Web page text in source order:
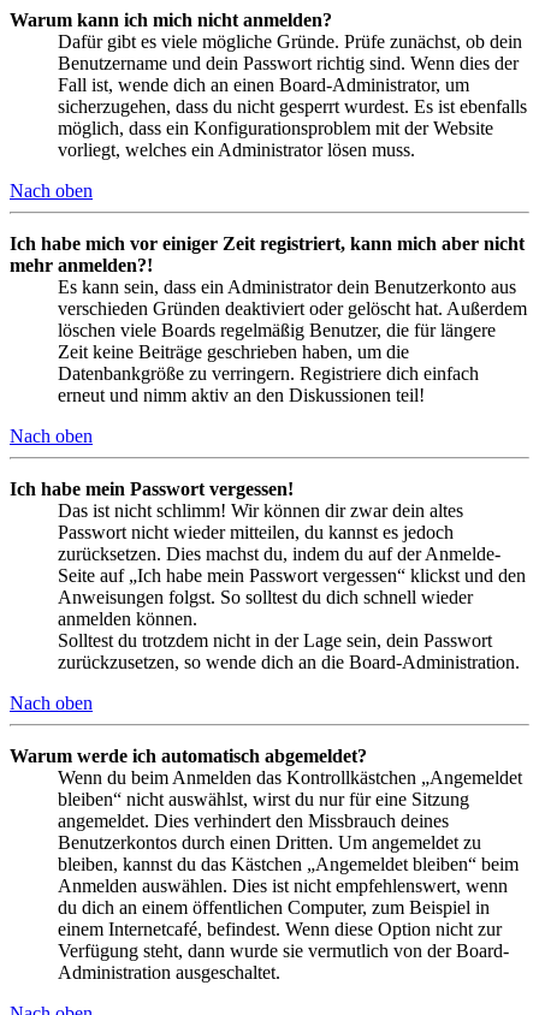
Warum kann ich mich nicht anmelden?
Dafür gibt es viele mögliche Gründe. Prüfe zunächst, ob dein
Benutzername und dein Passwort richtig sind. Wenn dies der
Fall ist, wende dich an einen Board-Administrator, um
sicherzugehen, dass du nicht gesperrt wurdest. Es ist ebenfalls
möglich, dass ein Konfigurationsproblem mit der Website
vorliegt, welches ein Administrator lösen muss.
Nach oben
Ich habe mich vor einiger Zeit registriert, kann mich aber nicht
mehr anmelden?!
Es kann sein, dass ein Administrator dein Benutzerkonto aus
verschieden Gründen deaktiviert oder gelöscht hat. Außerdem
löschen viele Boards regelmäßig Benutzer, die für längere
Zeit keine Beiträge geschrieben haben, um die
Datenbankgröße zu verringern. Registriere dich einfach
erneut und nimm aktiv an den Diskussionen teil!
Nach oben
Ich habe mein Passwort vergessen!
Das ist nicht schlimm! Wir können dir zwar dein altes
Passwort nicht wieder mitteilen, du kannst es jedoch
zurücksetzen. Dies machst du, indem du auf der Anmelde-
Seite auf „Ich habe mein Passwort vergessen“ klickst und den
Anweisungen folgst. So solltest du dich schnell wieder
anmelden können.
Solltest du trotzdem nicht in der Lage sein, dein Passwort
zurückzusetzen, so wende dich an die Board-Administration.
Nach oben
Warum werde ich automatisch abgemeldet?
Wenn du beim Anmelden das Kontrollkästchen „Angemeldet
bleiben“ nicht auswählst, wirst du nur für eine Sitzung
angemeldet. Dies verhindert den Missbrauch deines
Benutzerkontos durch einen Dritten. Um angemeldet zu
bleiben, kannst du das Kästchen „Angemeldet bleiben“ beim
Anmelden auswählen. Dies ist nicht empfehlenswert, wenn
du dich an einem öffentlichen Computer, zum Beispiel in
einem Internetcafé, befindest. Wenn diese Option nicht zur
Verfügung steht, dann wurde sie vermutlich von der Board-
Administration ausgeschaltet.